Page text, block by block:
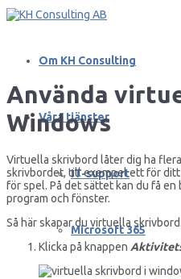
Om KH Consulting
Våra tjänster
IT-support
Microsoft 365
Använda
Windows
Virtuella skrivbord låter dig ha
skrivbordet, till exempel ett för
för spel. På det sättet kan du få
program och fönster.
Så här skapar du virtuella skrivbord.
Klicka på knappen